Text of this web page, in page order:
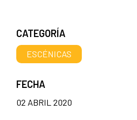
CATEGORÍA
ESCÉNICAS
FECHA
02 ABRIL 2020